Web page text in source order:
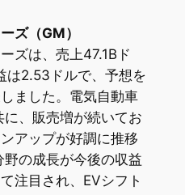
ズ（GM）
ズは、売上47.1Bド
は2.53ドルで、予想を
ました。電気自動車
に、販売増が続いてお
アップが好調に推移
野の成長が今後の収益
注目され、EVシフト